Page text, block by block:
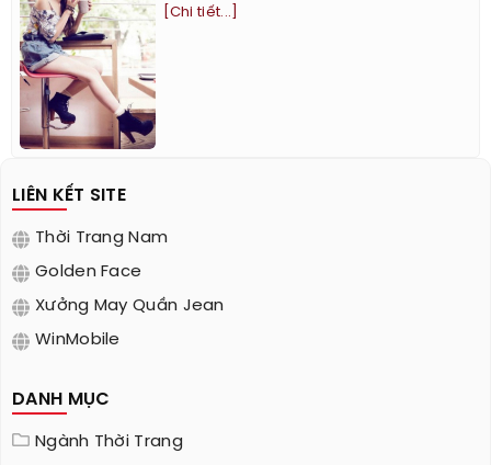
[Chi tiết...]
LIÊN KẾT SITE
Thời Trang Nam
Golden Face
Xưởng May Quần Jean
WinMobile
DANH MỤC
Ngành Thời Trang